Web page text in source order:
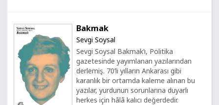
Bakmak
Sevgi Soysal
Sevgi Soysal Bakmak’ı, Politika
gazetesinde yayımlanan yazılarından
derlemiş. 70’li yılların Ankarası gibi
karanlık bir ortamda kaleme alınan bu
yazılar, yurdunun sorunlarına duyarlı
herkes için hâlâ kalıcı değerdedir.